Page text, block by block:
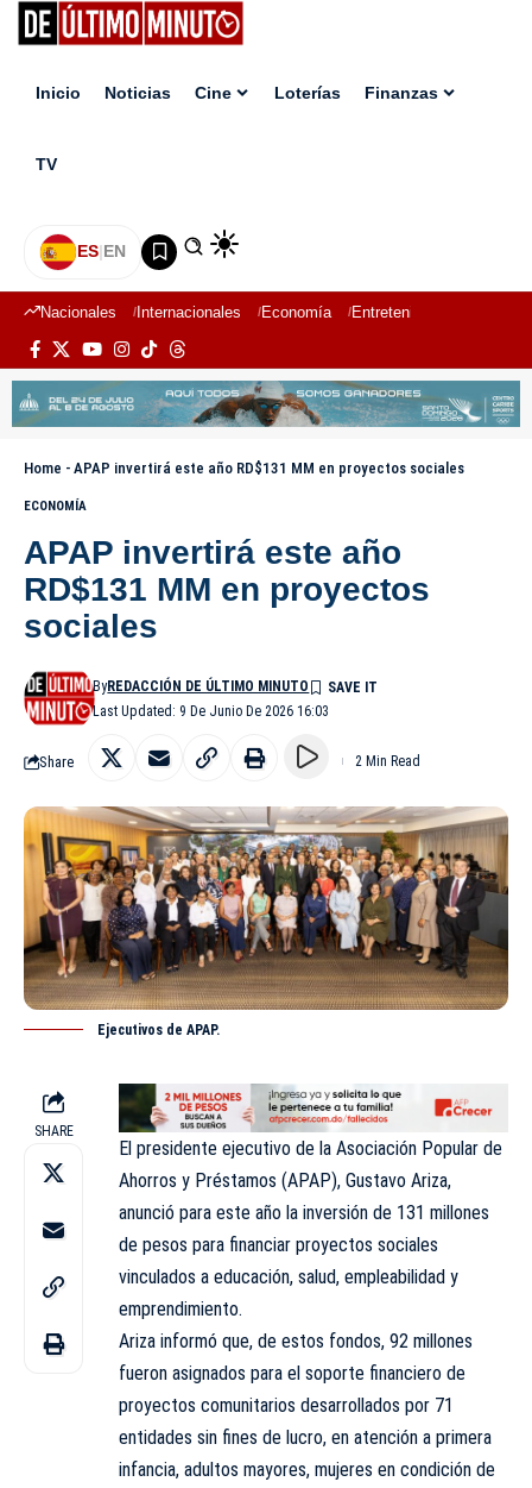
Inicio Noticias Cine Loterías Finanzas
TV
ES|EN
Nacionales Internacionales Economía Entretenimiento
Home - APAP invertirá este año RD$131 MM en proyectos sociales
ECONOMÍA
APAP invertirá este año
RD$131 MM en proyectos
sociales
Last Updated: 9 De Junio De 2026 16:03
ByREDACCIÓN DE ÚLTIMO MINUTO
Share 2 Min Read
Ejecutivos de APAP.
SHARE
El presidente ejecutivo de la Asociación Popular de
Ahorros y Préstamos (APAP), Gustavo Ariza,
anunció para este año la inversión de 131 millones
de pesos para financiar proyectos sociales
vinculados a educación, salud, empleabilidad y
emprendimiento.
Ariza informó que, de estos fondos, 92 millones
fueron asignados para el soporte financiero de
proyectos comunitarios desarrollados por 71
entidades sin fines de lucro, en atención a primera
infancia, adultos mayores, mujeres en condición de